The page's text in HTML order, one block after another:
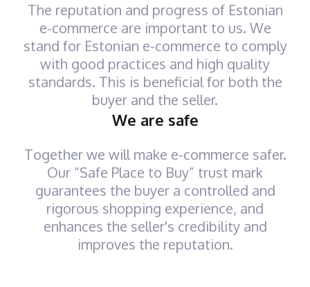
The reputation and progress of Estonian
e-commerce are important to us. We
stand for Estonian e-commerce to comply
with good practices and high quality
standards. This is beneficial for both the
buyer and the seller.
We are safe
Together we will make e-commerce safer.
Our “Safe Place to Buy” trust mark
guarantees the buyer a controlled and
rigorous shopping experience, and
enhances the seller's credibility and
improves the reputation.